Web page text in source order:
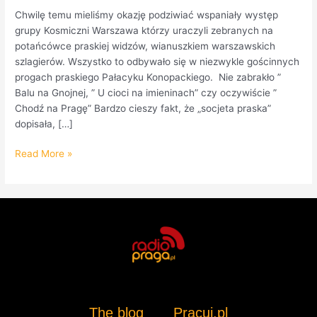
Chwilę temu mieliśmy okazję podziwiać wspaniały występ
grupy Kosmiczni Warszawa którzy uraczyli zebranych na
potańcówce praskiej widzów, wianuszkiem warszawskich
szlagierów. Wszystko to odbywało się w niezwykle gościnnych
progach praskiego Pałacyku Konopackiego. Nie zabrakło ”
Balu na Gnojnej, ” U cioci na imieninach” czy oczywiście ”
Chodź na Pragę” Bardzo cieszy fakt, że „socjeta praska”
dopisała, […]
Read More »
The blog Pracuj.pl